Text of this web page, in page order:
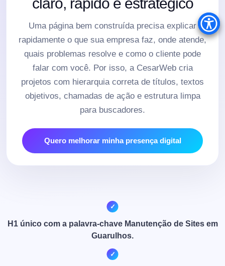
Uma página bem construída precisa explicar
rapidamente o que sua empresa faz, onde atende,
quais problemas resolve e como o cliente pode
falar com você. Por isso, a CesarWeb cria
projetos com hierarquia correta de títulos, textos
objetivos, chamadas de ação e estrutura limpa
para buscadores.
Quero melhorar minha presença digital
H1 único com a palavra-chave Manutenção de Sites em
Guarulhos.